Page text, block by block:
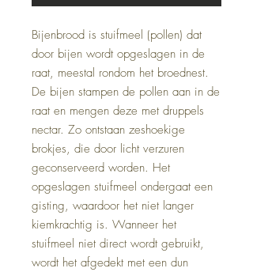
Bijenbrood is stuifmeel (pollen) dat
door bijen wordt opgeslagen in de
raat, meestal rondom het broednest.
De bijen stampen de pollen aan in de
raat en mengen deze met druppels
nectar. Zo ontstaan zeshoekige
brokjes, die door licht verzuren
geconserveerd worden. Het
opgeslagen stuifmeel ondergaat een
gisting, waardoor het niet langer
kiemkrachtig is. Wanneer het
stuifmeel niet direct wordt gebruikt,
wordt het afgedekt met een dun